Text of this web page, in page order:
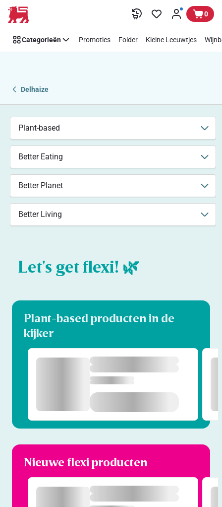
Overslaan
Beter
eten:
plant-
vegan.
0
Categorieën Promoties Folder Kleine Leeuwtjes
Delhaize
Plant-based
Better Eating
Better Planet
Better Living
Let's get flexi! 🌿
Plant-based producten in de
kijker
Nieuwe flexi producten